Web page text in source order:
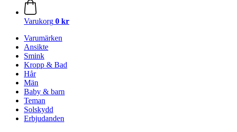
Varukorg 0 kr
Varumärken
Ansikte
Smink
Kropp & Bad
Hår
Män
Baby & barn
Teman
Solskydd
Erbjudanden